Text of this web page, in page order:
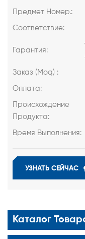
Предмет Номер.:
Соответствие:
Гарантия:
Заказ (Moq) :
Оплата:
Происхождение
Продукта:
Время Выполнения:
УЗНАТЬ СЕЙЧАС
Каталог